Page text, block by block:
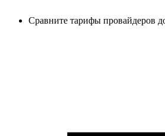
Сравните тарифы провайдеров